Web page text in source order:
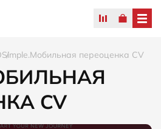
Simple.Мобильная переоценка CV
CV